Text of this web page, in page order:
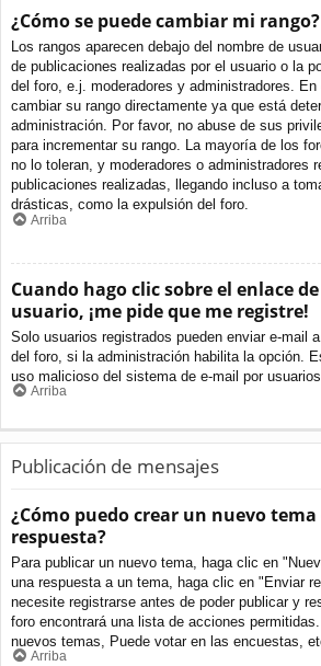
¿Cómo se puede cambiar mi rango?
Los rangos aparecen debajo del nombre de
de publicaciones realizadas por el usuario o la
del foro, e.j. moderadores y administradores. En
cambiar su rango directamente ya que está
administración. Por favor, no abuse de sus
para incrementar su rango. La mayoría de los
no lo toleran, y moderadores o administradores
publicaciones realizadas, llegando incluso a
drásticas, como la expulsión del foro.
Arriba
Cuando hago clic sobre el enlace
usuario, ¡me pide que me registre!
Solo usuarios registrados pueden enviar e-mail
del foro, si la administración habilita la opción.
uso malicioso del sistema de e-mail por usuarios
Arriba
Publicación de mensajes
¿Cómo puedo crear un nuevo
respuesta?
Para publicar un nuevo tema, haga clic en
una respuesta a un tema, haga clic en "Enviar
necesite registrarse antes de poder publicar y
foro encontrará una lista de acciones
nuevos temas, Puede votar en las encuestas,
Arriba